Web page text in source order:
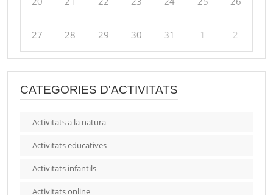
27 28 29 30 31 1 2
CATEGORIES D'ACTIVITATS
Activitats a la natura
Activitats educatives
Activitats infantils
Activitats online